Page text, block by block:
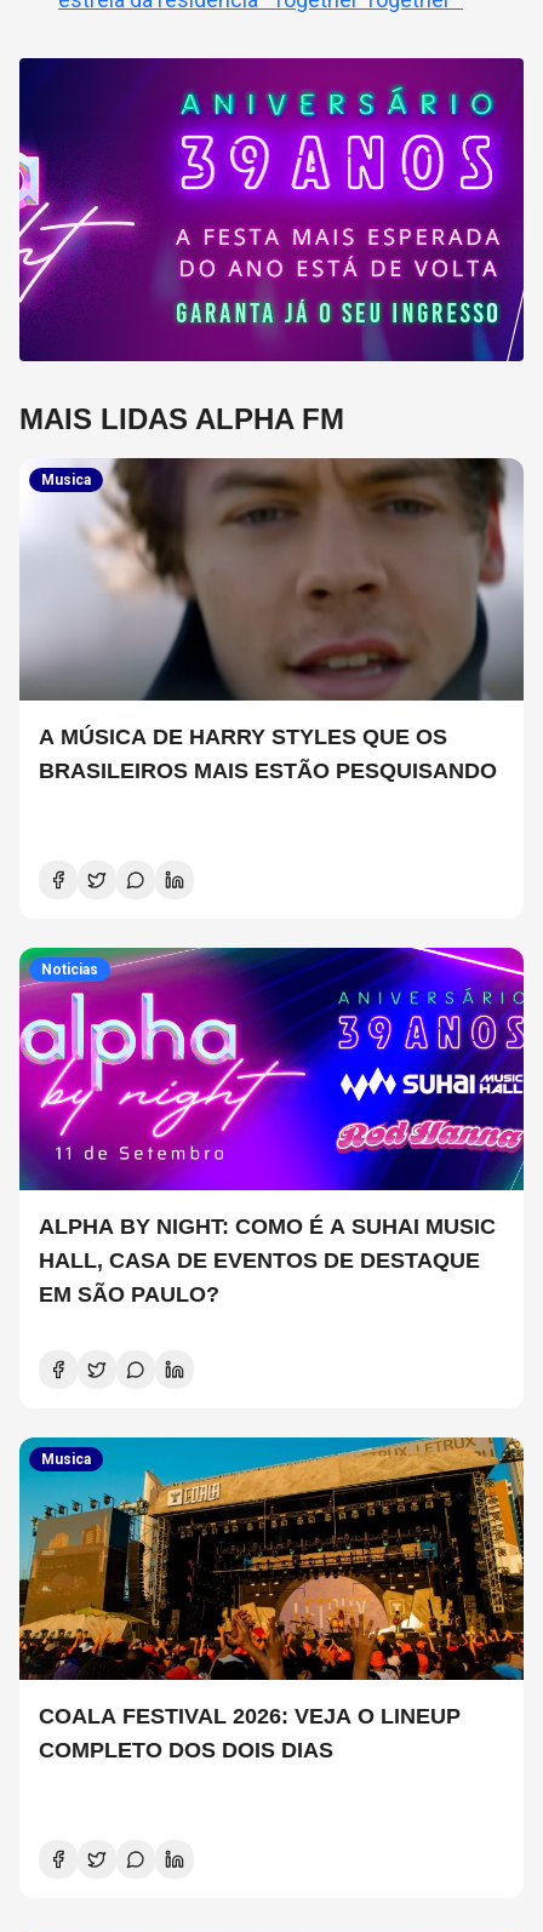
MAIS LIDAS ALPHA FM
Musica
A MÚSICA DE HARRY STYLES QUE OS
BRASILEIROS MAIS ESTÃO PESQUISANDO
Noticias
ALPHA BY NIGHT: COMO É A SUHAI MUSIC
HALL, CASA DE EVENTOS DE DESTAQUE
EM SÃO PAULO?
Musica
COALA FESTIVAL 2026: VEJA O LINEUP
COMPLETO DOS DOIS DIAS